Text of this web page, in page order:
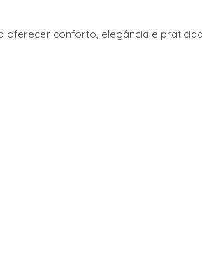
oferecer conforto, elegância e